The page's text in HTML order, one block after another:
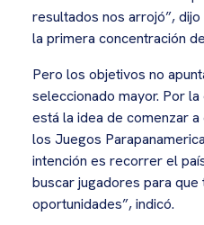
resultados nos arrojó”,
la primera concentración
Pero los objetivos no
seleccionado mayor. Por
está la idea de comenzar
los Juegos
intención es recorrer el
buscar jugadores para que
oportunidades”, indicó.